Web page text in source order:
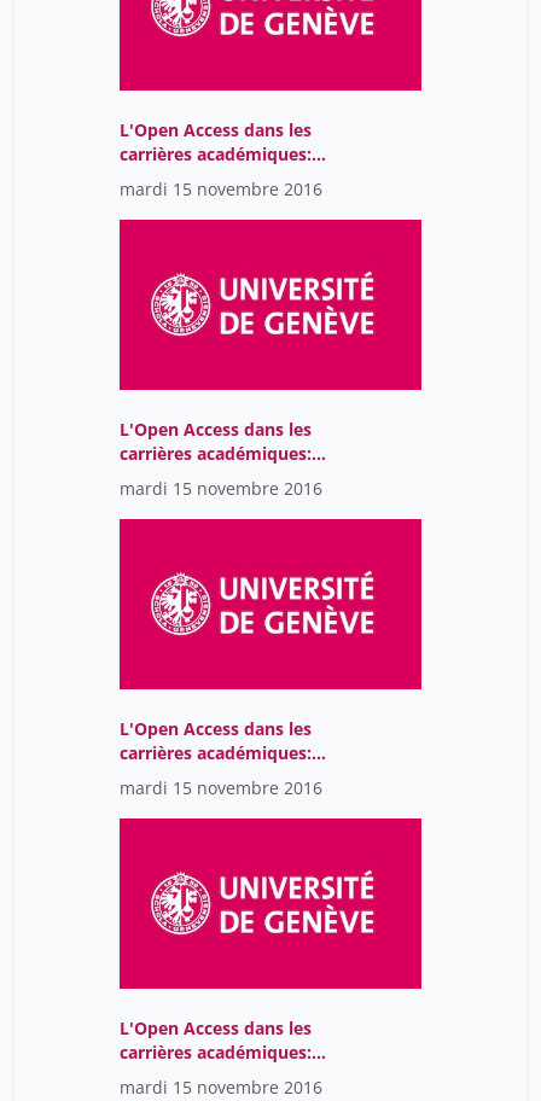
L'Open Access dans les
carrières académiques:
libérer la connaissance:
survol de quelques
initiatives de l'UdeM
mardi 15 novembre 2016
L'Open Access dans les
carrières académiques:
perspectives pratiques et
morales du chercheur
sur l'Open Access
mardi 15 novembre 2016
L'Open Access dans les
carrières académiques:
cinquante nuances
d'Open
mardi 15 novembre 2016
L'Open Access dans les
carrières académiques:
introduction
mardi 15 novembre 2016